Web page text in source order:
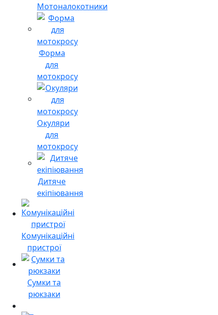
Мотоналокотники
Форма
для
мотокросу
Окуляри
для
мотокросу
Дитяче
екіпіювання
Комунікаційні
пристрої
Сумки та
рюкзаки